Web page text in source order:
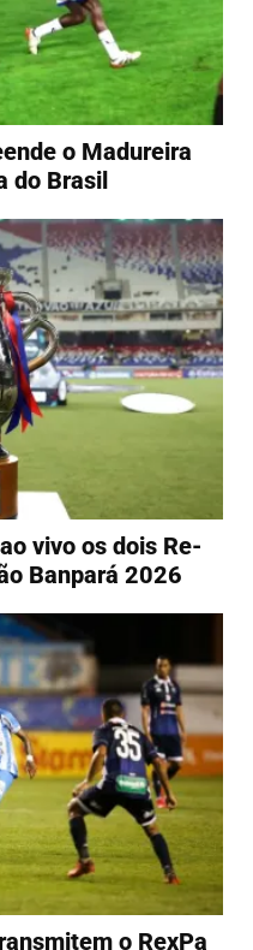
o Madureira
do Brasil
vivo os dois Re-
Banpará 2026
o RexPa